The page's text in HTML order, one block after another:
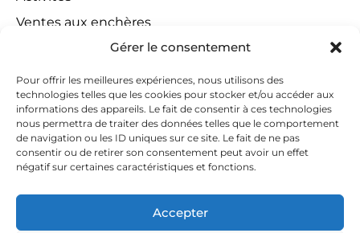
Gérer le consentement
Pour offrir les meilleures expériences, nous utilisons des
technologies telles que les cookies pour stocker et/ou accéder aux
informations des appareils. Le fait de consentir à ces technologies
nous permettra de traiter des données telles que le comportement
de navigation ou les ID uniques sur ce site. Le fait de ne pas
consentir ou de retirer son consentement peut avoir un effet
négatif sur certaines caractéristiques et fonctions.
Accepter
Ventes aux enchères
Compétences territoriales
Jeux concours
Liens
Contact
Contactez-nous
huissiers@tapella-nilles.lu